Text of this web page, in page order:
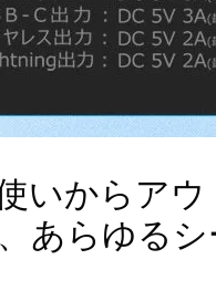
いからア
あらゆる